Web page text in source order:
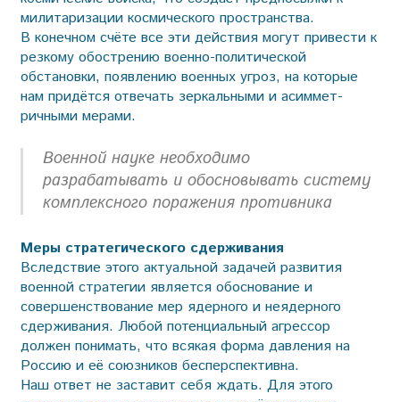
милитаризации космического пространства.
В конечном счёте все эти действия могут привести к
резкому обострению военно-политической
обстановки, появлению военных угроз, на которые
нам придётся отвечать зеркальными и асиммет­
ричными мерами.
Военной науке необходимо
разрабатывать и обосновывать систему
комплексного поражения противника
Меры стратегического сдерживания
Вследствие этого актуальной задачей развития
военной стратегии является обоснование и
совершенствование мер ядерного и неядерного
сдерживания. Любой потенциальный агрессор
должен понимать, что всякая форма давления на
Россию и её союзников бесперспективна.
Наш ответ не заставит себя ждать. Для этого